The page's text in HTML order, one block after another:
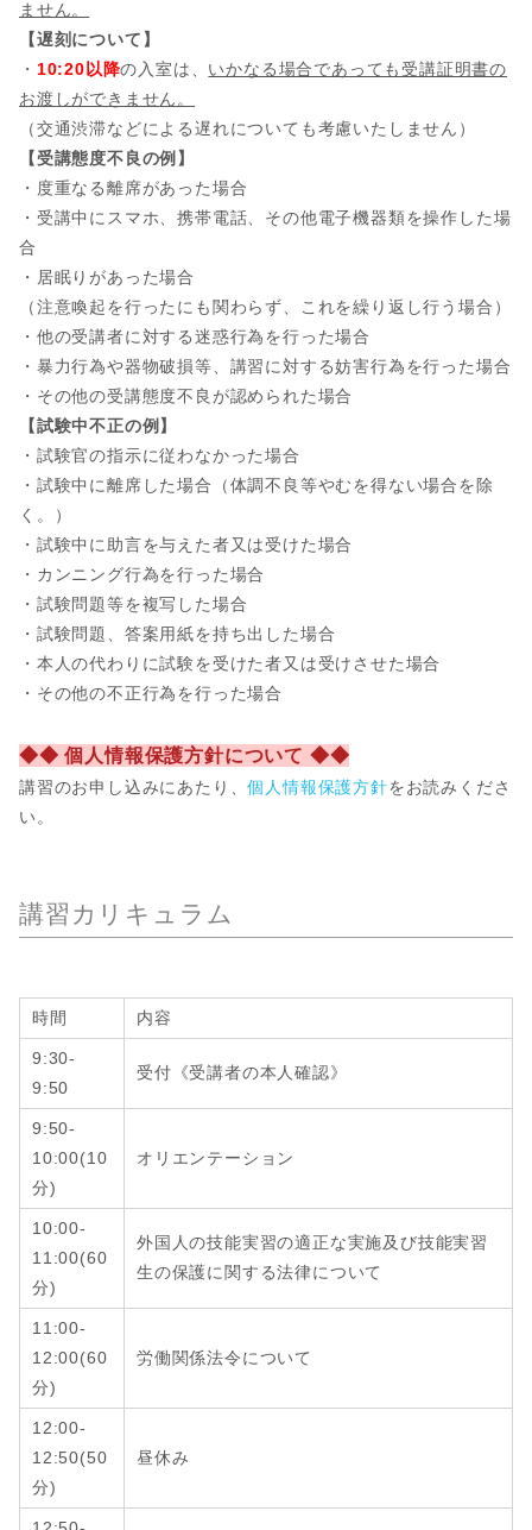
ません。
【遅刻について】
・ 10:20以降の入室は、 いかなる場合であっても受講証明書の
お渡しができません。
（交通渋滞などによる遅れについても考慮いたしません）
【受講態度不良の例】
・度重なる離席があった場合
・受講中にスマホ、携帯電話、その他電子機器類を操作した場
合
・居眠りがあった場合
（注意喚起を行ったにも関わらず、これを繰り返し行う場合）
・他の受講者に対する迷惑行為を行った場合
・暴力行為や器物破損等、講習に対する妨害行為を行った場合
・その他の受講態度不良が認められた場合
【試験中不正の例】
・試験官の指示に従わなかった場合
・試験中に離席した場合（体調不良等やむを得ない場合を除
く。）
・試験中に助言を与えた者又は受けた場合
・カンニング行為を行った場合
・試験問題等を複写した場合
・試験問題、答案用紙を持ち出した場合
・本人の代わりに試験を受けた者又は受けさせた場合
・その他の不正行為を行った場合
◆◆ 個人情報保護方針について ◆◆
講習のお申し込みにあたり、個人情報保護方針をお読みくださ
い。
講習カリキュラム
時間 内容
9:30-
9:50
受付《受講者の本人確認》
9:50-
10:00(10
分)
オリエンテーション
10:00-
11:00(60
分)
外国人の技能実習の適正な実施及び技能実習
生の保護に関する法律について
11:00-
12:00(60
分)
労働関係法令について
12:00-
12:50(50
分)
昼休み